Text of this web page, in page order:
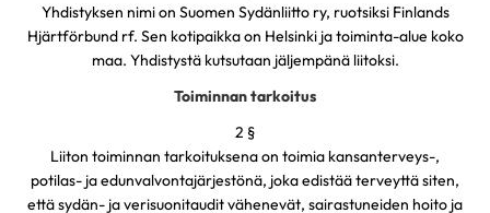
Yhdistyksen nimi on Suomen Sydänliitto ry, ruotsiksi Finlands
Hjärtförbund rf. Sen kotipaikka on Helsinki ja toiminta-alue koko
maa. Yhdistystä kutsutaan jäljempänä liitoksi.
Toiminnan tarkoitus
2 §
Liiton toiminnan tarkoituksena on toimia kansanterveys-,
potilas- ja edunvalvontajärjestönä, joka edistää terveyttä siten,
että sydän- ja verisuonitaudit vähenevät, sairastuneiden hoito ja